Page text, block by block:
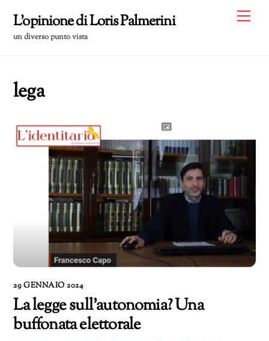
content
L'opinione di Loris Palmerini
un diverso punto vista
lega
29 GENNAIO 2024
La legge sull’autonomia? Una
buffonata elettorale